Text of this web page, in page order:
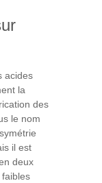
acides
la
des
le nom
il est
deux
faibles